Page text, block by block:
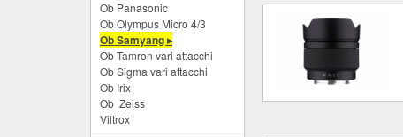
Ob Panasonic
Ob Olympus Micro 4/3
Ob Samyang ▸
Ob Tamron vari attacchi
Ob Sigma vari attacchi
Ob Irix
Ob Zeiss
Viltrox